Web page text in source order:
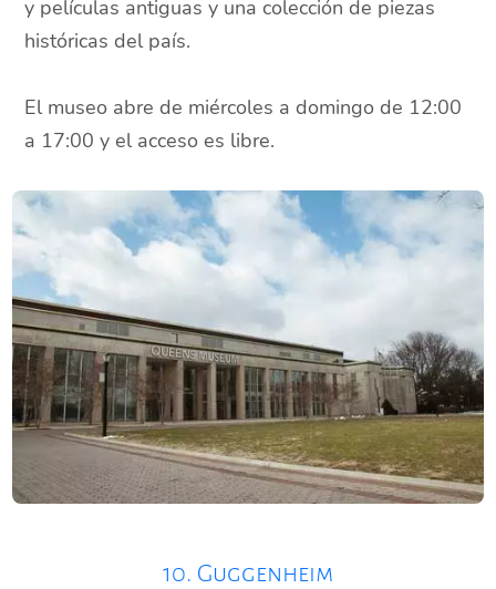
y películas antiguas y una colección de piezas
históricas del país.
El museo abre de miércoles a domingo de 12:00
a 17:00 y el acceso es libre.
10. Guggenheim